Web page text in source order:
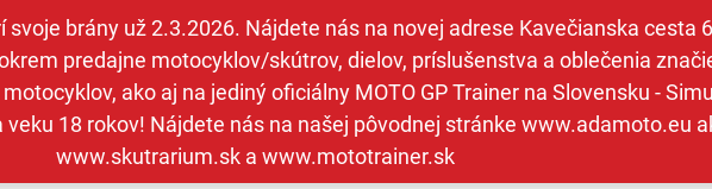
brány už 2.3.2026. Nájdete nás na novej adrese Kavečianska cesta
predajne motocyklov/skútrov, dielov, príslušenstva a oblečenia
ako aj na jediný oficiálny MOTO GP Trainer na Slovensku -
18 rokov! Nájdete nás na našej pôvodnej stránke www.adamoto.eu
www.skutrarium.sk a www.mototrainer.sk